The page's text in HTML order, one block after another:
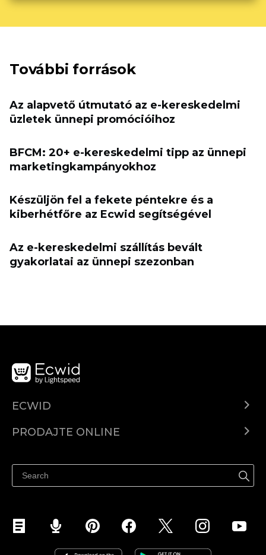
További források
Az alapvető útmutató az e-kereskedelmi
üzletek ünnepi promócióihoz
BFCM: 20+ e-kereskedelmi tipp az ünnepi
marketingkampányokhoz
Készüljön fel a fekete péntekre és a
kiberhétfőre az Ecwid segítségével
Az e-kereskedelmi szállítás bevált
gyakorlatai az ünnepi szezonban
ECWID
PRODAJTE ONLINE